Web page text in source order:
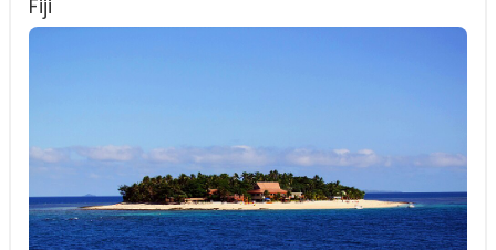
Fiji